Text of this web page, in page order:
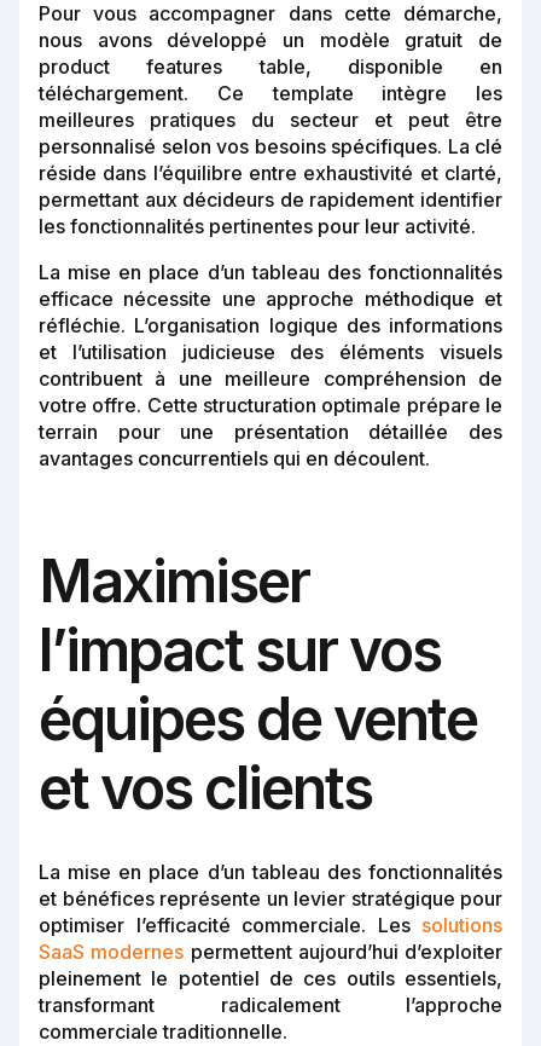
Pour vous accompagner dans cette démarche,
nous avons développé un modèle gratuit de
product features table, disponible en
téléchargement. Ce template intègre les
meilleures pratiques du secteur et peut être
personnalisé selon vos besoins spécifiques. La clé
réside dans l’équilibre entre exhaustivité et clarté,
permettant aux décideurs de rapidement identifier
les fonctionnalités pertinentes pour leur activité.
La mise en place d’un tableau des fonctionnalités
efficace nécessite une approche méthodique et
réfléchie. L’organisation logique des informations
et l’utilisation judicieuse des éléments visuels
contribuent à une meilleure compréhension de
votre offre. Cette structuration optimale prépare le
terrain pour une présentation détaillée des
avantages concurrentiels qui en découlent.
Maximiser
l’impact sur vos
équipes de vente
et vos clients
La mise en place d’un tableau des fonctionnalités
et bénéfices représente un levier stratégique pour
optimiser l’efficacité commerciale. Les solutions
SaaS modernes permettent aujourd’hui d’exploiter
pleinement le potentiel de ces outils essentiels,
transformant radicalement l’approche
commerciale traditionnelle.